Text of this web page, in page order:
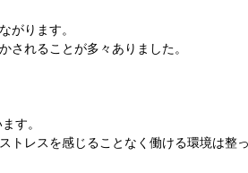
がります。
されることが多々ありました。
す。
トレスを感じることなく働ける環境は整